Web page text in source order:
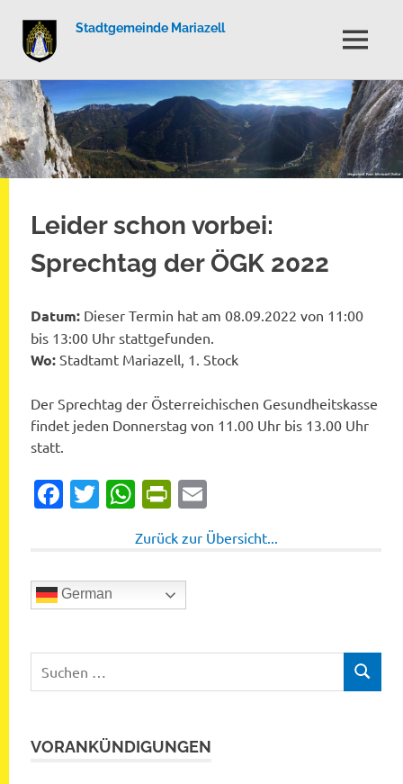
Zum
Inhalt
springen
Stadtgemeinde Mariazell
MENÜ
Leider schon vorbei:
Sprechtag der ÖGK 2022
Datum: Dieser Termin hat am 08.09.2022 von 11:00
bis 13:00 Uhr stattgefunden.
Wo: Stadtamt Mariazell, 1. Stock
Der Sprechtag der Österreichischen Gesundheitskasse
findet jeden Donnerstag von 11.00 Uhr bis 13.00 Uhr
statt.
Facebook
Twitter
WhatsApp
PrintFriendly
Zurück zur Übersicht...
German
nach:
SUCHEN
VORANKÜNDIGUNGEN